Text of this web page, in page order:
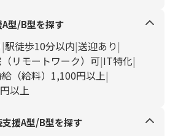
型/B型を探す
駅徒歩10分以内 送迎あり
リモートワーク）可 IT特化
（給料）1,100円以上
以上
援A型/B型を探す